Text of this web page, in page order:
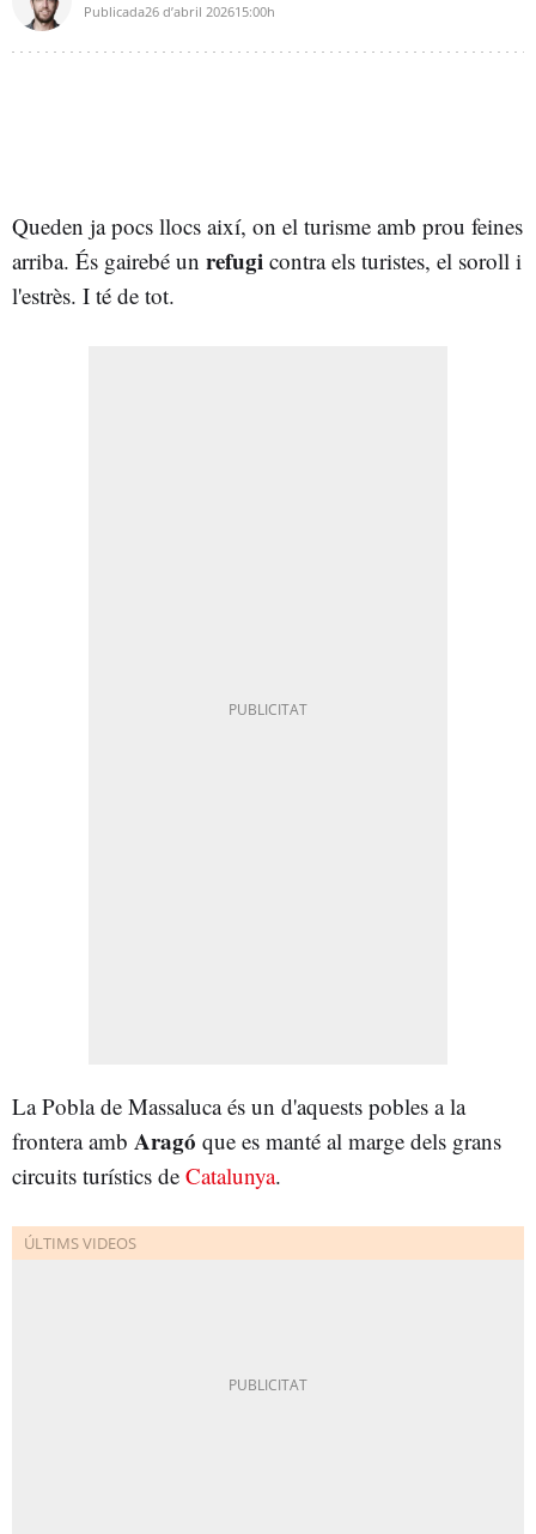
Publicada26 d’abril 202615:00h
Queden ja pocs llocs així, on el turisme amb prou feines
arriba. És gairebé un refugi contra els turistes, el soroll i
l'estrès. I té de tot.
La Pobla de Massaluca és un d'aquests pobles a la
frontera amb Aragó que es manté al marge dels grans
circuits turístics de Catalunya.